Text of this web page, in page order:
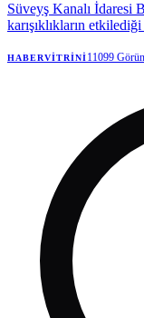
Süveyş Kanalı İdaresi
karışıklıkların
HABERVITRINI11099